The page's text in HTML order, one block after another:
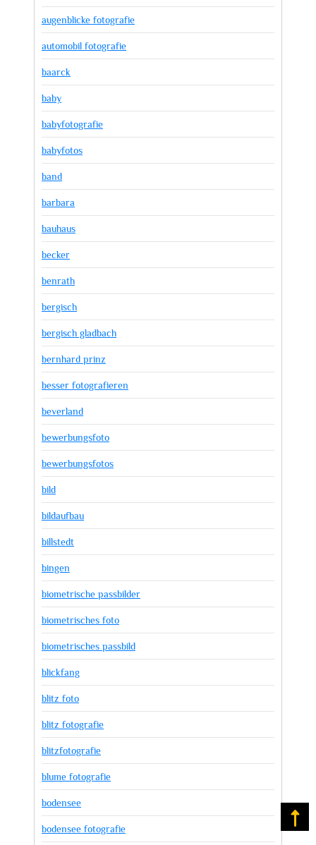
augenblicke fotografie
automobil fotografie
baarck
baby
babyfotografie
babyfotos
band
barbara
bauhaus
becker
benrath
bergisch
bergisch gladbach
bernhard prinz
besser fotografieren
beverland
bewerbungsfoto
bewerbungsfotos
bild
bildaufbau
billstedt
bingen
biometrische passbilder
biometrisches foto
biometrisches passbild
blickfang
blitz foto
blitz fotografie
blitzfotografie
blume fotografie
bodensee
bodensee fotografie